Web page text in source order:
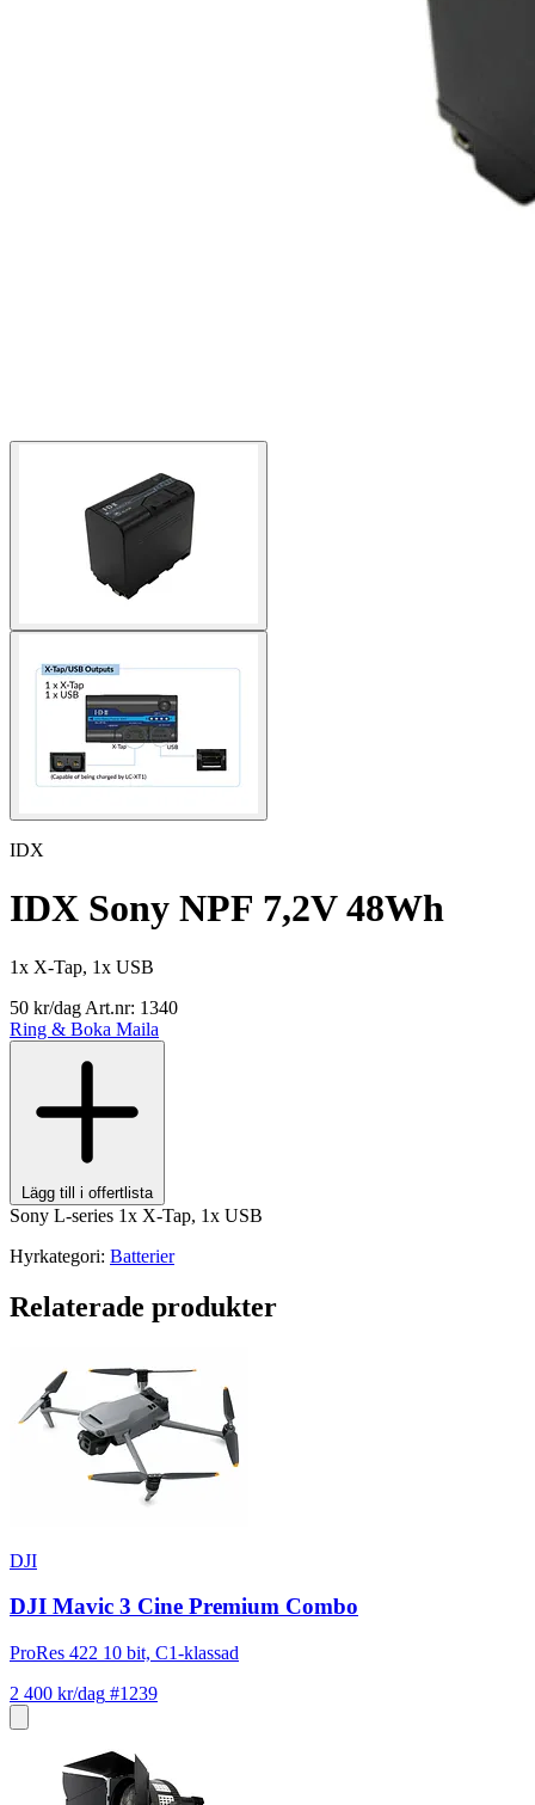
IDX
IDX Sony NPF 7,2V 48Wh
1x X-Tap, 1x USB
50 kr/dag Art.nr: 1340
Ring & Boka Maila
Lägg till i offertlista
Sony L-series 1x X-Tap, 1x USB
Hyrkategori: Batterier
Relaterade produkter
DJI
DJI Mavic 3 Cine Premium Combo
ProRes 422 10 bit, C1-klassad
2 400 kr/dag #1239